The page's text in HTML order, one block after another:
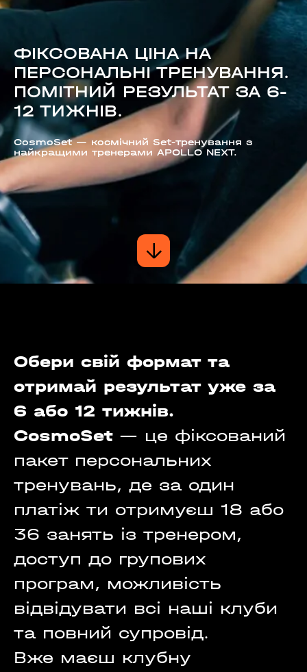
ФІКСОВАНА ЦІНА НА
ПЕРСОНАЛЬНІ ТРЕНУВАННЯ.
ПОМІТНИЙ РЕЗУЛЬТАТ ЗА 6-
12 ТИЖНІВ.
CosmoSet — космічний Set-тренування з
найкращими тренерами APOLLO NEXT.
Обери свій формат та
отримай результат уже за
6 або 12 тижнів.
CosmoSet— це фіксований
пакет персональних
тренувань, де за один
платіж ти отримуєш 18 або
36 занять із тренером,
доступ до групових
програм, можливість
відвідувати всі наші клуби
та повний супровід.
Вже маєш клубну